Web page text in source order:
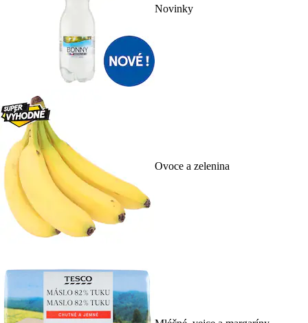
Novinky
Ovoce a zelenina